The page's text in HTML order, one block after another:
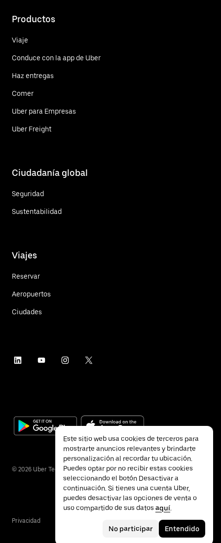
Productos
Viaje
Conduce con la app de Uber
Haz entregas
Comer
Uber para Empresas
Uber Freight
Ciudadanía global
Seguridad
Sustentabilidad
Viajes
Reservar
Aeropuertos
Ciudades
© 2026 Uber Technologies Inc.
Privacidad
Este sitio web usa cookies de terceros para
mostrarte anuncios relevantes y brindarte
personalización al recordar tu ubicación.
Puedes optar por no recibir estas cookies
seleccionando el botón Desactivar a
continuación. Si tienes una cuenta Uber,
puedes desactivar las opciones de venta o
uso compartido de sus datos aquí.
No participar Entendido